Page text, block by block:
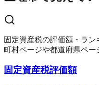
固定資産税の評価額・ラ
町村ページや都道府県ペー
固定資産税評価額